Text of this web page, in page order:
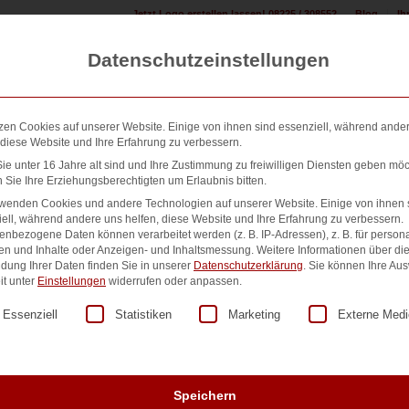
Blog
Jetzt Logo erstellen lassen! 08225 / 308552
erstellen: Design & Druck Shop: 500+ Referenzen:
für Werbelösungen
Onlineplattformen
und ohne
November 2012
das 10.000ste Logo wird
der erste Newsletter
Datenschutzeinstellungen
Cookies auf unserer Website. Einige von ihnen sind essenziell, während
Website und Ihre Erfahrung zu verbessern.
unter 16 Jahre alt sind und Ihre Zustimmung zu freiwilligen Diensten geben
Sie Ihre Erziehungsberechtigten um Erlaubnis bitten.
Cookies und andere Technologien auf unserer Website. Einige von ihnen
während andere uns helfen, diese Website und Ihre Erfahrung zu verbessern.
Daten können verarbeitet werden (z. B. IP-Adressen), z. B. für
und Inhalte oder Anzeigen- und Inhaltsmessung. Weitere Informationen über die
Ihrer Daten finden Sie in unserer Datenschutzerklärung. Sie können Ihre
unter Einstellungen widerrufen oder anpassen.
eine Liste der Service-Gruppen, für die eine Einwilligung
Essenziell Statistiken Marketing Externe
Speichern